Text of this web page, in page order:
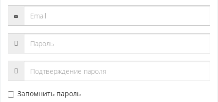
Запомнить пароль